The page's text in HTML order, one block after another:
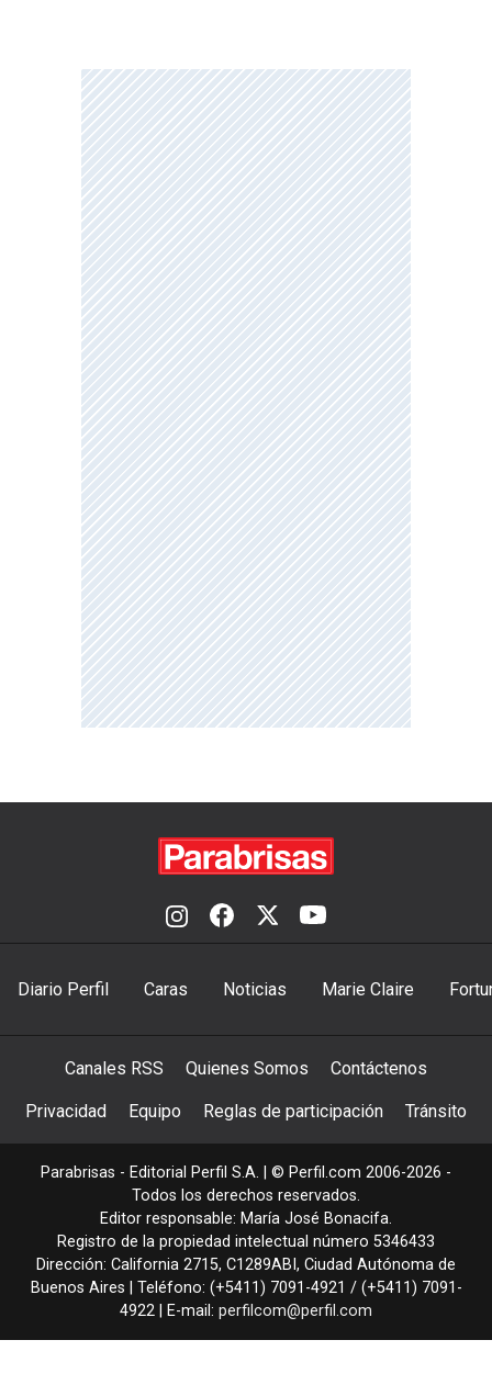
Diario Perfil Caras Noticias Marie Claire
Canales RSS Quienes Somos Contáctenos
Privacidad Equipo Reglas de participación Tránsito
Parabrisas - Editorial Perfil S.A. | © Perfil.com 2006-2026 -
Todos los derechos reservados.
Editor responsable: María José Bonacifa.
Registro de la propiedad intelectual número 5346433
Dirección: California 2715, C1289ABI , Ciudad Autónoma de
Buenos Aires | Teléfono: (+5411) 7091-4921 / (+5411) 7091-
4922 | E-mail: perfilcom@perfil.com